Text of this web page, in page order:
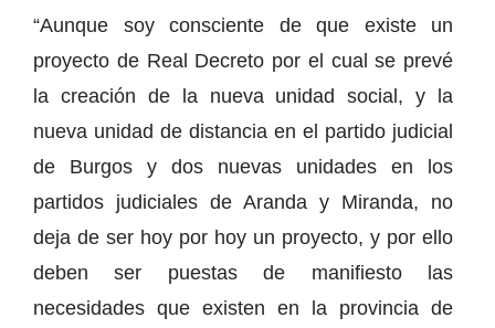
“Aunque soy consciente de que existe un
proyecto de Real Decreto por el cual se prevé
la creación de la nueva unidad social, y la
nueva unidad de distancia en el partido judicial
de Burgos y dos nuevas unidades en los
partidos judiciales de Aranda y Miranda, no
deja de ser hoy por hoy un proyecto, y por ello
deben ser puestas de manifiesto las
necesidades que existen en la provincia de